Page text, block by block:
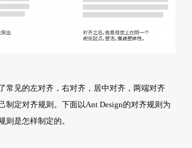
常见的左对齐，右对齐，居中对齐，两端对齐
制定对齐规则。下面以Ant Design的对齐规则为
则是怎样制定的。